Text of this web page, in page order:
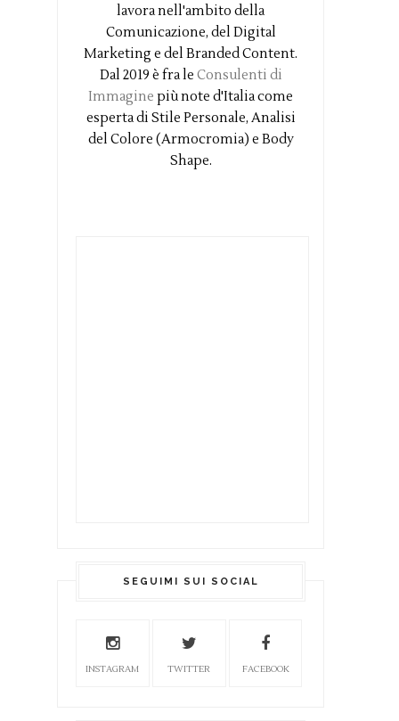
lavora nell'ambito della
Comunicazione, del Digital
Marketing e del Branded Content.
Dal 2019 è fra le Consulenti di
Immagine più note d'Italia come
esperta di Stile Personale, Analisi
del Colore (Armocromia) e Body
Shape.
SEGUIMI SUI SOCIAL
INSTAGRAM TWITTER FACEBOOK